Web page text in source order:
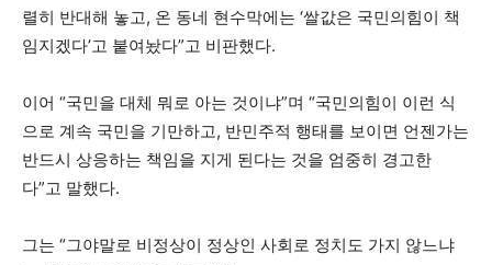
렬히 반대해 놓고, 온 동네 현수막에는 ‘쌀값은 국민의힘이 책
임지겠다’고 붙여놨다”고 비판했다.
이어 “국민을 대체 뭐로 아는 것이냐”며 “국민의힘이 이런 식
으로 계속 국민을 기만하고, 반민주적 행태를 보이면 언젠가는
반드시 상응하는 책임을 지게 된다는 것을 엄중히 경고한
다”고 말했다.
그는 “그야말로 비정상이 정상인 사회로 정치도 가지 않느냐